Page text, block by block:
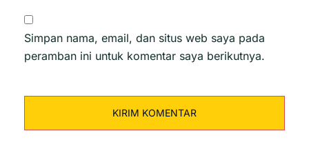
Simpan nama, email, dan situs web saya pada
peramban ini untuk komentar saya berikutnya.